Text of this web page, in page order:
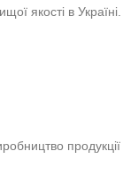
якості в